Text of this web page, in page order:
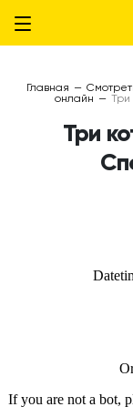
Главная —
онлайн — Три
Три